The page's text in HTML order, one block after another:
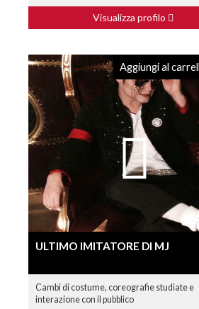
Visualizza profilo
Aggiungi al
ULTIMO IMITATORE DI MJ
Cambi di costume, coreografie studiate e
interazione con il pubblico